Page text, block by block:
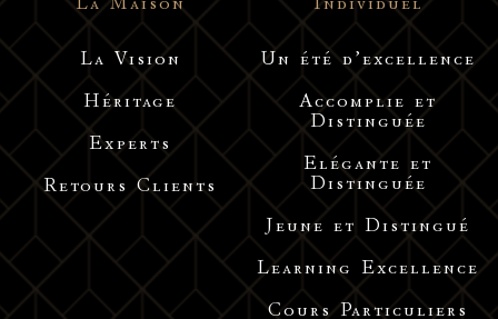
La Maison
La Vision
Héritage
Experts
Retours Clients
Individuel
Un été d’excellence
Accomplie et
Distinguée
Elégante et
Distinguée
Jeune et Distingué
Learning Excellence
Cours Particuliers